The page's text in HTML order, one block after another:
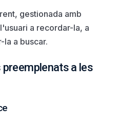
gestionada amb
a recordar-la, a
la a buscar.
a les